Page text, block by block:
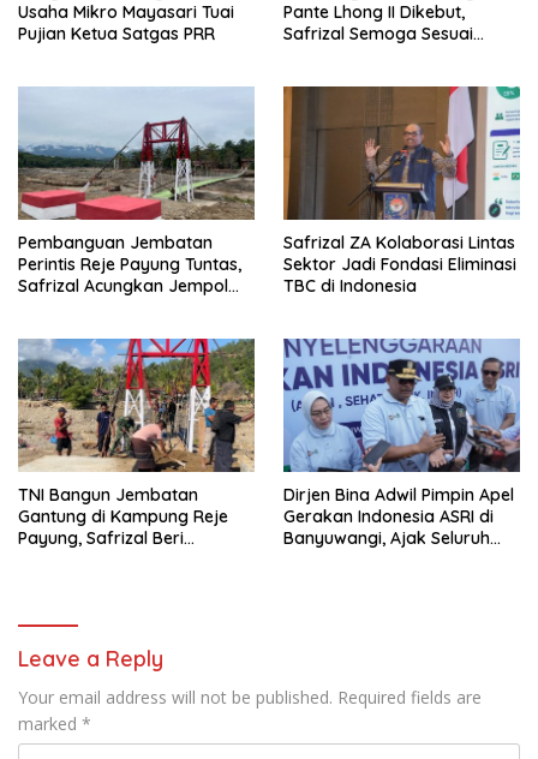
Usaha Mikro Mayasari Tuai
Pujian Ketua Satgas PRR
Pante Lhong II Dikebut,
Safrizal Semoga Sesuai
Pembanguan Jembatan
Perintis Reje Payung Tuntas,
Safrizal Acungkan Jempol
Safrizal ZA Kolaborasi Lintas
Sektor Jadi Fondasi Eliminasi
TBC di Indonesia
TNI Bangun Jembatan
Gantung di Kampung Reje
Payung, Safrizal Beri
Dirjen Bina Adwil Pimpin Apel
Gerakan Indonesia ASRI di
Banyuwangi, Ajak Seluruh
Leave a Reply
Your email address will not be published. Required fields are
marked *